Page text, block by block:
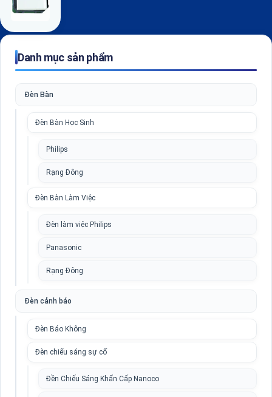
Danh mục sản phẩm
Đèn Bàn
Đèn Bàn Học Sinh
Philips
Rạng Đông
Đèn Bàn Làm Việc
Đèn làm việc Philips
Panasonic
Rạng Đông
Đèn cảnh báo
Đèn Báo Không
Đèn chiếu sáng sự cố
Đền Chiếu Sáng Khẩn Cấp Nanoco